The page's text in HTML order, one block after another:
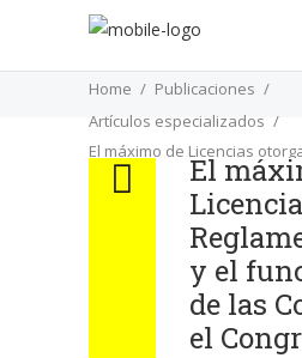
Home
Publicaciones
Artículos especializados
El máximo de Licencias
Reglamentariamente, y el
Comisiones en el Congreso
El
y el
de las
el